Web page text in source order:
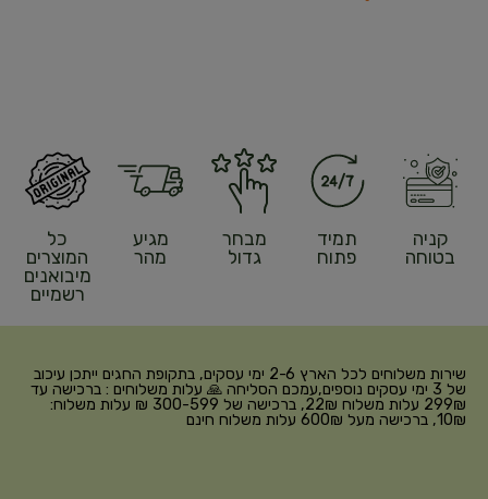
קניה
בטוחה
תמיד
פתוח
מבחר
גדול
מגיע
מהר
כל
המוצרים
מיבואנים
רשמיים
שירות משלוחים לכל הארץ 2-6 ימי עסקים, בתקופת החגים ייתכן עיכוב
של 3 ימי עסקים נוספים,עמכם הסליחה 🙏 עלות משלוחים : ברכישה עד
299₪ עלות משלוח 22₪, ברכישה של 300-599 ₪ עלות משלוח:
10₪, ברכישה מעל 600₪ עלות משלוח חינם